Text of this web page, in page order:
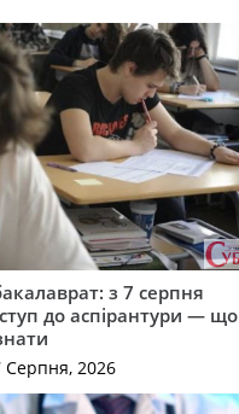
з 7 серпня
до аспірантури — що
Серпня, 2026